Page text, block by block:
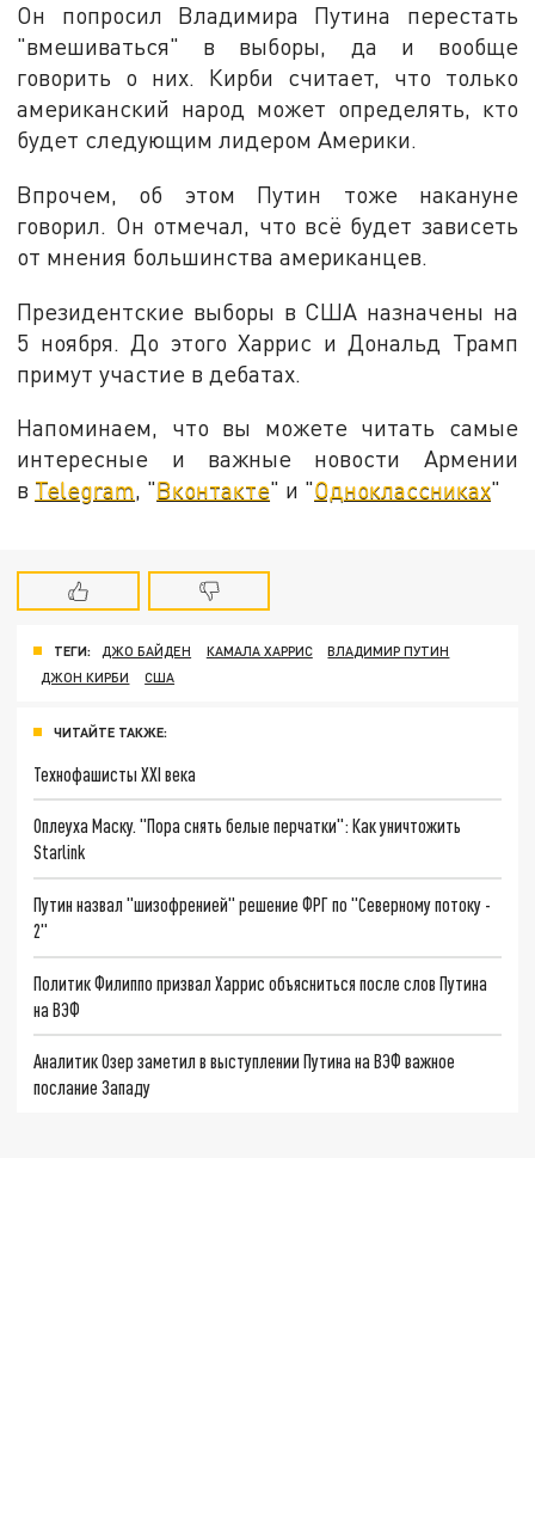
Он попросил Владимира Путина перестать
"вмешиваться" в выборы, да и вообще
говорить о них. Кирби считает, что только
американский народ может определять, кто
будет следующим лидером Америки.
Впрочем, об этом Путин тоже накануне
говорил. Он отмечал, что всё будет зависеть
от мнения большинства американцев.
Президентские выборы в США назначены на
5 ноября. До этого Харрис и Дональд Трамп
примут участие в дебатах.
Напоминаем, что вы можете читать самые
интересные и важные новости Армении
в Telegram, "Вконтакте" и "Одноклассниках"
ТЕГИ: ДЖО БАЙДЕН КАМАЛА ХАРРИС
ВЛАДИМИР ПУТИН
ДЖОН КИРБИ
США
ЧИТАЙТЕ ТАКЖЕ:
Технофашисты XXI века
Оплеуха Маску. "Пора снять белые перчатки": Как уничтожить
Starlink
Путин назвал "шизофренией" решение ФРГ по "Северному потоку -
2"
Политик Филиппо призвал Харрис объясниться после слов Путина
на ВЭФ
Аналитик Озер заметил в выступлении Путина на ВЭФ важное
послание Западу